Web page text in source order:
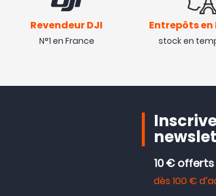
Revendeur DJI
N°1 en France
Entrepôts en
stock en
10 € offerts
dès 100 €